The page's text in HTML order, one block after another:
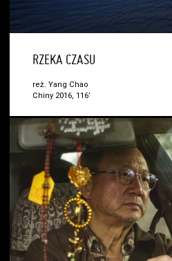
RZEKA CZASU
reż. Yang Chao
Chiny 2016, 116’